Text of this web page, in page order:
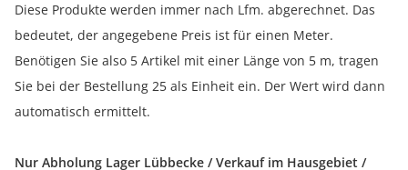
Diese Produkte werden immer nach Lfm. abgerechnet. Das
bedeutet, der angegebene Preis ist für einen Meter.
Benötigen Sie also 5 Artikel mit einer Länge von 5 m, tragen
Sie bei der Bestellung 25 als Einheit ein. Der Wert wird dann
automatisch ermittelt.
Nur Abholung Lager Lübbecke / Verkauf im Hausgebiet /